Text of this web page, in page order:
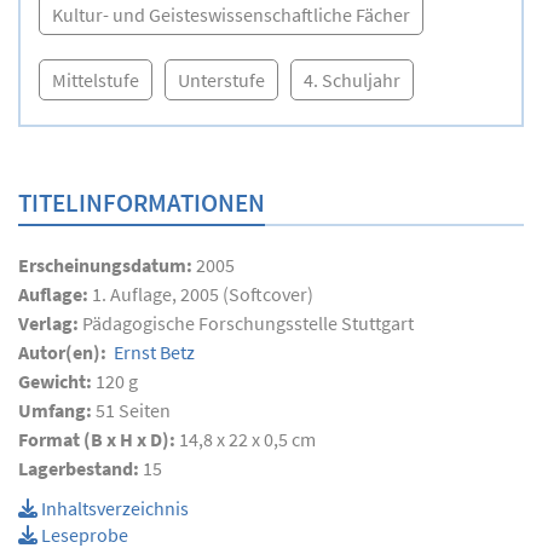
Kultur- und Geisteswissenschaftliche Fächer
Mittelstufe Unterstufe 4. Schuljahr
TITELINFORMATIONEN
Erscheinungsdatum: 2005
Auflage: 1. Auflage, 2005 (Softcover)
Verlag: Pädagogische Forschungsstelle Stuttgart
Autor(en): Ernst Betz
Gewicht: 120 g
Umfang: 51 Seiten
Format (B x H x D): 14,8 x 22 x 0,5 cm
Lagerbestand: 15
Inhaltsverzeichnis
Leseprobe